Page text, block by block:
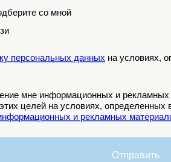
со мной
персональных данных на условиях,
мне информационных и рекламных
целей на условиях, определенных
и рекламных
Отправить